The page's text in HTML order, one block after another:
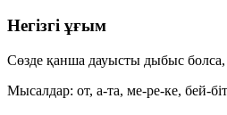
Негізгі ұғым
Сөзде қанша дауысты дыбыс
Мысалдар: от, а-та, ме-ре-ке, бей-